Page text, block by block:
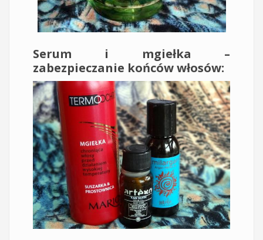
Serum i mgiełka –
zabezpieczanie końców włosów: